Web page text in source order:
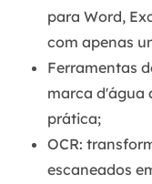
paraWord,
com apenas
Ferramentas
marca d'água
prática;
OCR:
escaneados